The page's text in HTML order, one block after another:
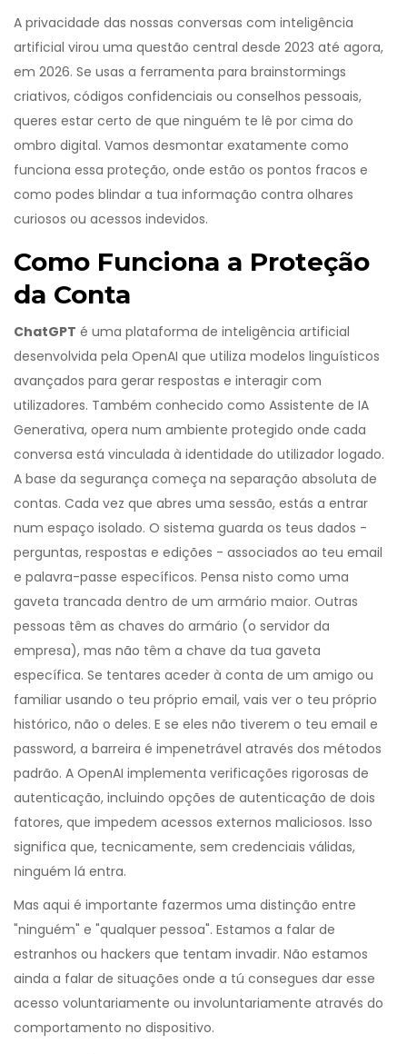
A privacidade das nossas conversas com inteligência
artificial virou uma questão central desde 2023 até agora,
em 2026. Se usas a ferramenta para brainstormings
criativos, códigos confidenciais ou conselhos pessoais,
queres estar certo de que ninguém te lê por cima do
ombro digital. Vamos desmontar exatamente como
funciona essa proteção, onde estão os pontos fracos e
como podes blindar a tua informação contra olhares
curiosos ou acessos indevidos.
Como Funciona a Proteção
da Conta
ChatGPT é uma plataforma de inteligência artificial
desenvolvida pela OpenAI que utiliza modelos linguísticos
avançados para gerar respostas e interagir com
utilizadores. Também conhecido como Assistente de IA
Generativa, opera num ambiente protegido onde cada
conversa está vinculada à identidade do utilizador logado.
A base da segurança começa na separação absoluta de
contas. Cada vez que abres uma sessão, estás a entrar
num espaço isolado. O sistema guarda os teus dados -
perguntas, respostas e edições - associados ao teu email
e palavra-passe específicos. Pensa nisto como uma
gaveta trancada dentro de um armário maior. Outras
pessoas têm as chaves do armário (o servidor da
empresa), mas não têm a chave da tua gaveta
específica. Se tentares aceder à conta de um amigo ou
familiar usando o teu próprio email, vais ver o teu próprio
histórico, não o deles. E se eles não tiverem o teu email e
password, a barreira é impenetrável através dos métodos
padrão. A OpenAI implementa verificações rigorosas de
autenticação, incluindo opções de autenticação de dois
fatores, que impedem acessos externos maliciosos. Isso
significa que, tecnicamente, sem credenciais válidas,
ninguém lá entra.
Mas aqui é importante fazermos uma distinção entre
"ninguém" e "qualquer pessoa". Estamos a falar de
estranhos ou hackers que tentam invadir. Não estamos
ainda a falar de situações onde a tú consegues dar esse
acesso voluntariamente ou involuntariamente através do
comportamento no dispositivo.